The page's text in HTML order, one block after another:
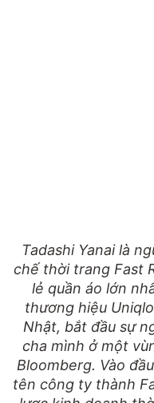
Tadashi Yanai là
chế thời trang Fast
lẻ quần áo lớn
thương hiệu
Nhật, bắt đầu sự
cha mình ở một
Bloomberg. Vào
tên công ty thành